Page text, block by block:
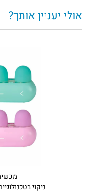
אולי יעניין אותך?
ניקוי